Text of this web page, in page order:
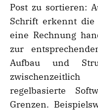
Post zu sortieren:
Schrift erkennt
eine Rechnung
zur
Aufbau und
regelbasierte
Grenzen.